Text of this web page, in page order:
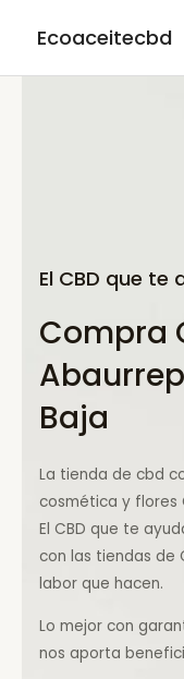
Ecoaceitecbd
El CBD que te
Compra
Baja
La tienda de cbd
cosmética y flores
El CBD que te
con las tiendas de
labor que hacen.
Lo mejor con
nos aporta